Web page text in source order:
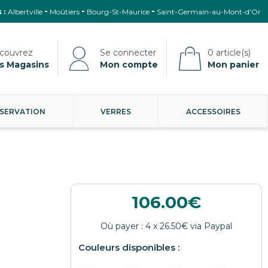
: Albertville Moûtiers Bourg-St-Maurice Saint-Germain-au-Mont-d'Or
Magasins Mon compte Mon panier
VERRES ACCESSOIRES
106.00